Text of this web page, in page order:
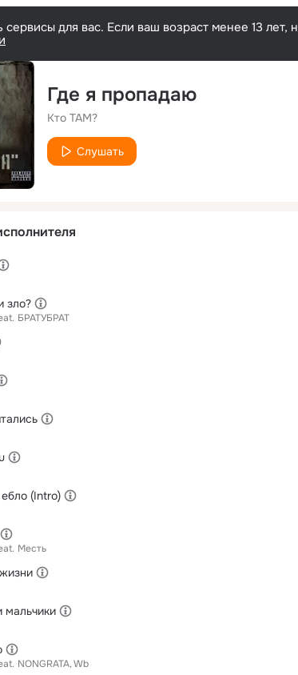
для вас. Если ваш возраст менее 13
Где я пропадаю
Кто ТАМ?
Слушать
зло?
БРАТУБРАТ
(Intro)
Месть
мальчики
NONGRATA Wb